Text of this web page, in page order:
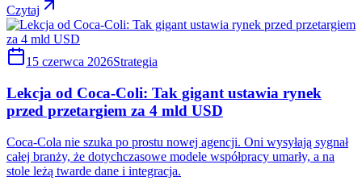
Czytaj
15 czerwca 2026Strategia
Lekcja od Coca-Coli: Tak gigant ustawia rynek
przed przetargiem za 4 mld USD
Coca-Cola nie szuka po prostu nowej agencji. Oni wysyłają sygnał
całej branży, że dotychczasowe modele współpracy umarły, a na
stole leżą twarde dane i integracja.